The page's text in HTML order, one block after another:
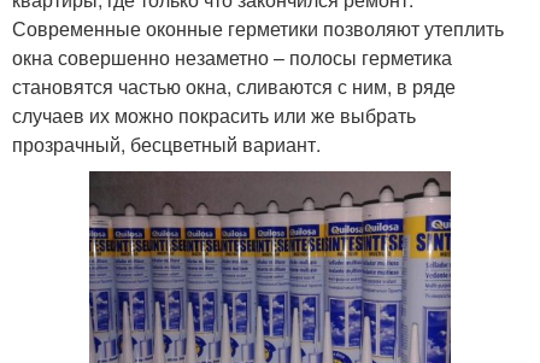
Современные оконные герметики позволяют утеплить
окна совершенно незаметно – полосы герметика
становятся частью окна, сливаются с ним, в ряде
случаев их можно покрасить или же выбрать
прозрачный, бесцветный вариант.